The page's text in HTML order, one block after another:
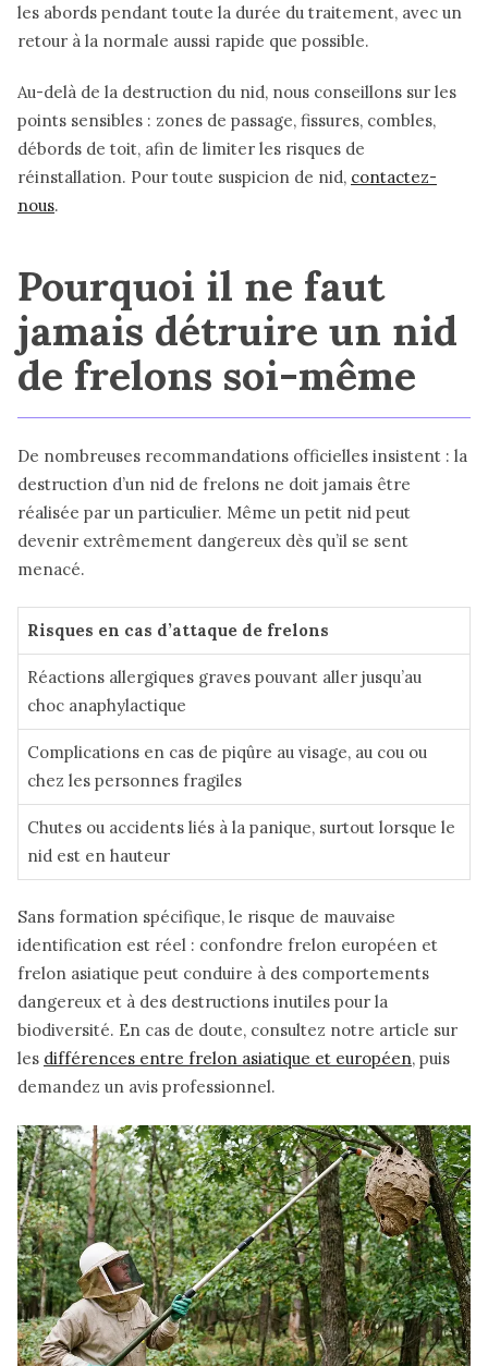
les abords pendant toute la durée du traitement, avec un
retour à la normale aussi rapide que possible.
Au-delà de la destruction du nid, nous conseillons sur les
points sensibles : zones de passage, fissures, combles,
débords de toit, afin de limiter les risques de
réinstallation. Pour toute suspicion de nid, contactez-
nous.
Pourquoi il ne faut
jamais détruire un nid
de frelons soi-même
De nombreuses recommandations officielles insistent : la
destruction d’un nid de frelons ne doit jamais être
réalisée par un particulier. Même un petit nid peut
devenir extrêmement dangereux dès qu’il se sent
menacé.
Risques en cas d’attaque de frelons
Réactions allergiques graves pouvant aller jusqu’au
choc anaphylactique
Complications en cas de piqûre au visage, au cou ou
chez les personnes fragiles
Chutes ou accidents liés à la panique, surtout lorsque le
nid est en hauteur
Sans formation spécifique, le risque de mauvaise
identification est réel : confondre frelon européen et
frelon asiatique peut conduire à des comportements
dangereux et à des destructions inutiles pour la
biodiversité. En cas de doute, consultez notre article sur
les différences entre frelon asiatique et européen, puis
demandez un avis professionnel.